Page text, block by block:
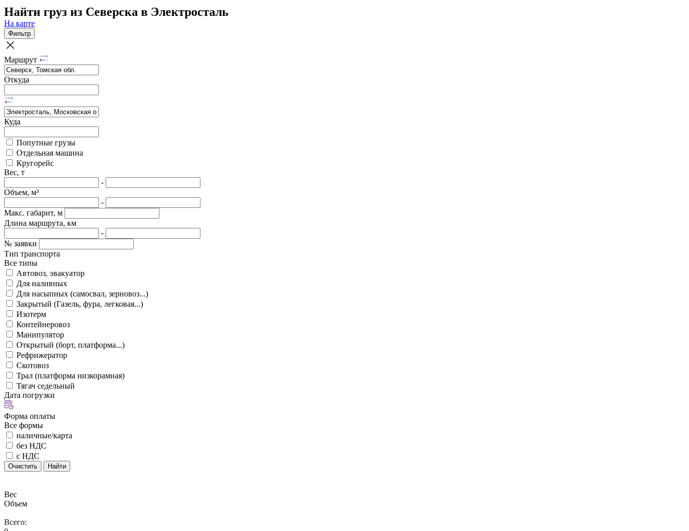
Найти груз из Северска в Электросталь
На карте
Фильтр
Маршрут
Откуда
Куда
Попутные грузы
Отдельная машина
Кругорейс
Вес, т
-
Объем, м³
-
Макс. габарит, м
Длина маршрута, км
-
№ заявки
Тип транспорта
Все типы
Автовоз, эвакуатор
Для наливных
Для насыпных (самосвал, зерновоз...)
Закрытый (Газель, фура, легковая...)
Изотерм
Контейнеровоз
Манипулятор
Открытый (борт, платформа...)
Рефрижератор
Скотовоз
Трал (платформа низкорамная)
Тягач седельный
Дата погрузки
Форма оплаты
Все формы
наличные/карта
без НДС
с НДС
Очистить Найти
Вес
Объем
Всего: